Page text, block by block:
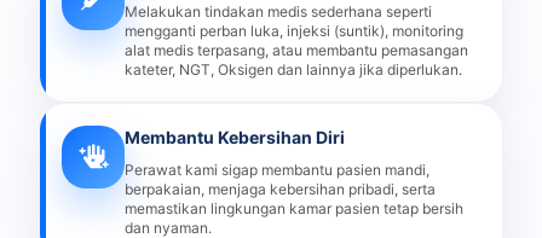
Melakukan tindakan medis sederhana seperti
mengganti perban luka, injeksi (suntik), monitoring
alat medis terpasang, atau membantu pemasangan
kateter, NGT, Oksigen dan lainnya jika diperlukan.
Membantu Kebersihan Diri
Perawat kami sigap membantu pasien mandi,
berpakaian, menjaga kebersihan pribadi, serta
memastikan lingkungan kamar pasien tetap bersih
dan nyaman.